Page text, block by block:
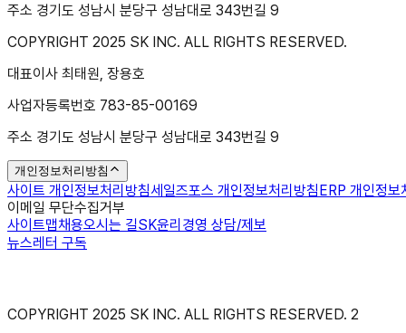
주소 경기도 성남시 분당구 성남대로 343번길 9
COPYRIGHT 2025 SK INC. ALL RIGHTS RESERVED.
대표이사 최태원, 장용호
사업자등록번호 783-85-00169
주소 경기도 성남시 분당구 성남대로 343번길 9
개인정보처리방침
사이트 개인정보처리방침세일즈포스 개인정보처리방침ERP 개인정보
이메일 무단수집거부
사이트맵채용오시는 길SK윤리경영 상담/제보
뉴스레터 구독
COPYRIGHT 2025 SK INC. ALL RIGHTS RESERVED. 2